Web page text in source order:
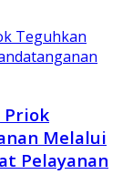
Priok
Melalui
Pelayanan